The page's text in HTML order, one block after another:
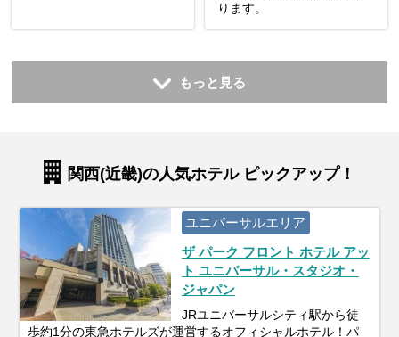
ります。
もっと見る
関西(近畿)の人気ホテル ピックアップ！
ユニバーサルエリア
ザ パーク フロント ホテル アッ
ト ユニバーサル・スタジオ・
ジャパン
JRユニバーサルシティ駅から徒
歩約1分の東急ホテルズが運営するオフィシャルホテル！パ